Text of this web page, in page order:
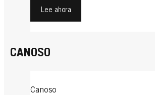
Lee ahora
CANOSO
Canoso